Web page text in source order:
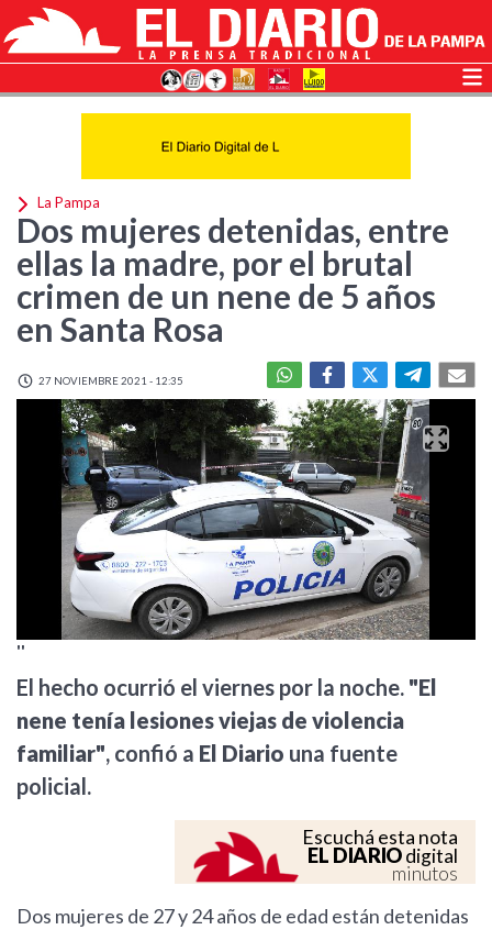
La Pampa
Dos mujeres detenidas, entre
ellas la madre, por el brutal
crimen de un nene de 5 años
en Santa Rosa
27 NOVIEMBRE 2021 - 12:35
''
El hecho ocurrió el viernes por la noche. "El
nene tenía lesiones viejas de violencia
familiar", confió a El Diario una fuente
policial.
Escuchá esta nota
EL DIARIOdigital
minutos
Dos mujeres de 27 y 24 años de edad están detenidas